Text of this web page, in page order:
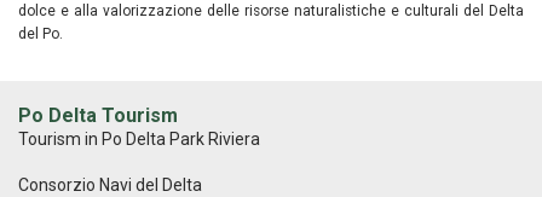
dolce e alla valorizzazione delle risorse naturalistiche e culturali del Delta
del Po.
Po Delta Tourism
Tourism in Po Delta Park Riviera
Consorzio Navi del Delta